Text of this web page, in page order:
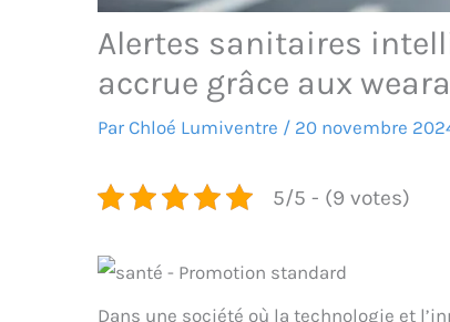
Alertes sanitaires
accrue grâce aux
Par Chloé Lumiventre / 20 novembre
5/5 - (9 votes)
Dans une société où la technologie et